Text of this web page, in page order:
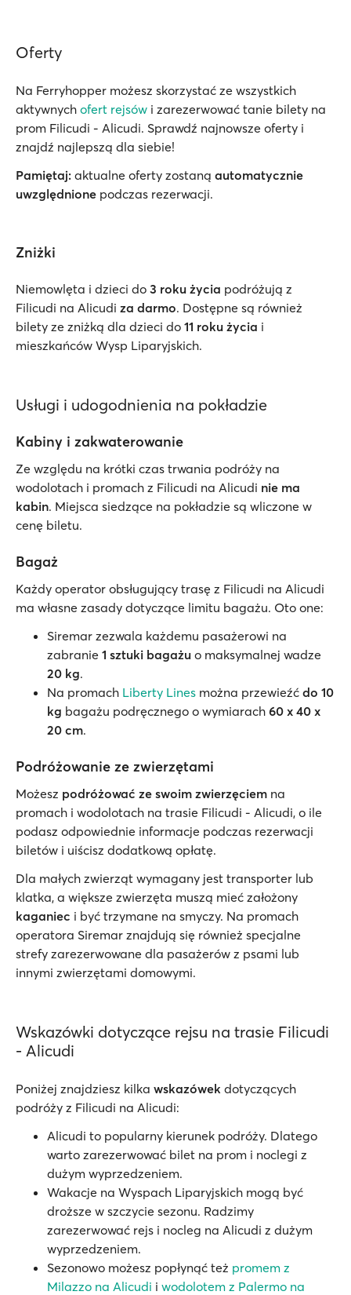
Oferty
Na Ferryhopper możesz skorzystać ze wszystkich
aktywnych ofert rejsów i zarezerwować tanie bilety na
prom Filicudi - Alicudi. Sprawdź najnowsze oferty i
znajdź najlepszą dla siebie!
Pamiętaj: aktualne oferty zostaną automatycznie
uwzględnione podczas rezerwacji.
Zniżki
Niemowlęta i dzieci do 3 roku życia podróżują z
Filicudi na Alicudi za darmo. Dostępne są również
bilety ze zniżką dla dzieci do 11 roku życia i
mieszkańców Wysp Liparyjskich.
Usługi i udogodnienia na pokładzie
Kabiny i zakwaterowanie
Ze względu na krótki czas trwania podróży na
wodolotach i promach z Filicudi na Alicudi nie ma
kabin. Miejsca siedzące na pokładzie są wliczone w
cenę biletu.
Bagaż
Każdy operator obsługujący trasę z Filicudi na Alicudi
ma własne zasady dotyczące limitu bagażu. Oto one:
Siremar zezwala każdemu pasażerowi na
zabranie 1 sztuki bagażu o maksymalnej wadze
20 kg.
Na promach Liberty Lines można przewieźć do 10
kg bagażu podręcznego o wymiarach 60 x 40 x
20 cm.
Podróżowanie ze zwierzętami
Możesz podróżować ze swoim zwierzęciem na
promach i wodolotach na trasie Filicudi - Alicudi, o ile
podasz odpowiednie informacje podczas rezerwacji
biletów i uiścisz dodatkową opłatę.
Dla małych zwierząt wymagany jest transporter lub
klatka, a większe zwierzęta muszą mieć założony
kaganiec i być trzymane na smyczy. Na promach
operatora Siremar znajdują się również specjalne
strefy zarezerwowane dla pasażerów z psami lub
innymi zwierzętami domowymi.
Wskazówki dotyczące rejsu na trasie Filicudi
- Alicudi
Poniżej znajdziesz kilka wskazówek dotyczących
podróży z Filicudi na Alicudi:
Alicudi to popularny kierunek podróży. Dlatego
warto zarezerwować bilet na prom i noclegi z
dużym wyprzedzeniem.
Wakacje na Wyspach Liparyjskich mogą być
droższe w szczycie sezonu. Radzimy
zarezerwować rejs i nocleg na Alicudi z dużym
wyprzedzeniem.
Sezonowo możesz popłynąć też promem z
Milazzo na Alicudi i wodolotem z Palermo na